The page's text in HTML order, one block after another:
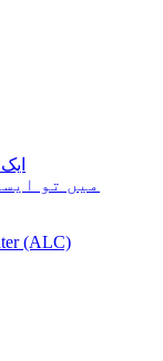
میں تو
(ALC)